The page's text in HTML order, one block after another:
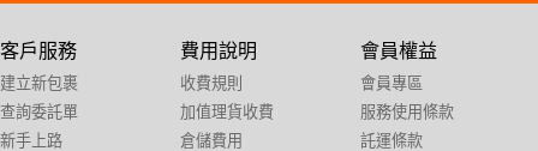
客戶服務
建立新包裹
查詢委託單
新手上路
費用說明
收費規則
加值理貨收費
倉儲費用
會員權益
會員專區
服務使用條款
託運條款